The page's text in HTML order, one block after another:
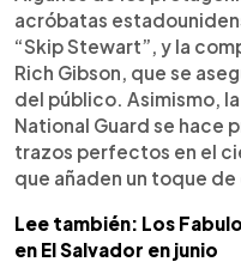
acróbatas
“Skip Stewart”, y la
Rich Gibson, que se
del público. Asimismo,
National Guard se hace
trazos perfectos en el
que añaden un toque
Lee también: Los
en El Salvador en junio